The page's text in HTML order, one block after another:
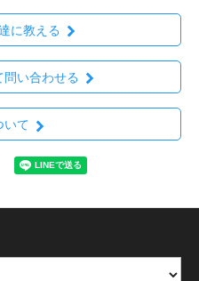
に教える
問い合わせる
いて